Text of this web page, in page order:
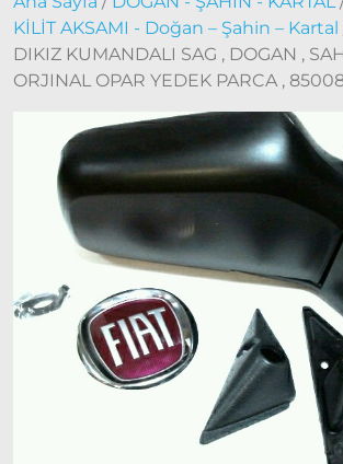
2012
Modeller
Doblo
2014
Modeller
Doblo
2015 –
2022
Modeller
2022
Model
ve Üstü
Doğan
KİLİT AKSAMI - Doğan – Şahin – Kartal
DIKIZ KUMANDALI SAG , DOGAN ,
ORJINAL OPAR YEDEK PARCA ,